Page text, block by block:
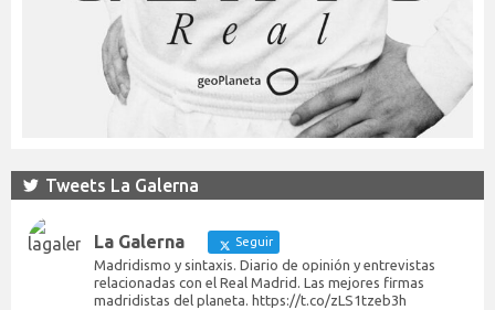
Tweets La Galerna
La Galerna Seguir
Madridismo y sintaxis. Diario de opinión y entrevistas
relacionadas con el Real Madrid. Las mejores firmas
madridistas del planeta. https://t.co/zLS1tzeb3h